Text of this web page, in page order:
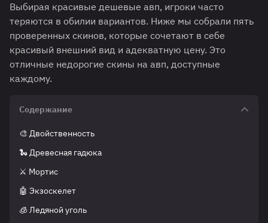
Выбирая красивые дешевые авп, игроки часто
теряются в обилии вариантов. Ниже мы собрали пять
проверенных скинов, которые сочетают в себе
красивый внешний вид и адекватную цену. Это
отличные недорогие скины на авп, доступные
каждому.
Содержание
🎨 Двойственность
🐍 Древесная гадюка
⚔️ Мортис
🤖 Экзоскелет
🧊 Ледяной уголь